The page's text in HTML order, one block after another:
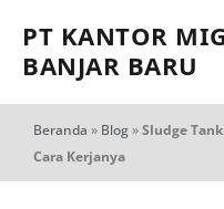
PT KANTOR
BANJAR BARU
Beranda » Blog»Sludge
Cara Kerjanya